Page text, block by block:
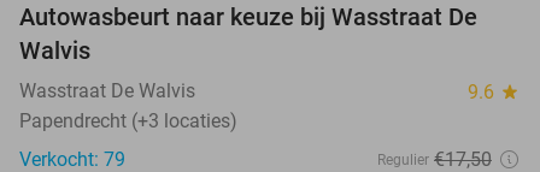
29%
Autowasbeurt naar keuze bij Wasstraat De
Walvis
Wasstraat De Walvis 9.6 star
Papendrecht (+3 locaties)
Verkocht: 79
Regulier €17,50